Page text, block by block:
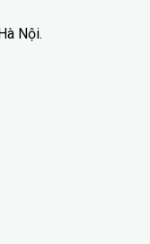
Nội.